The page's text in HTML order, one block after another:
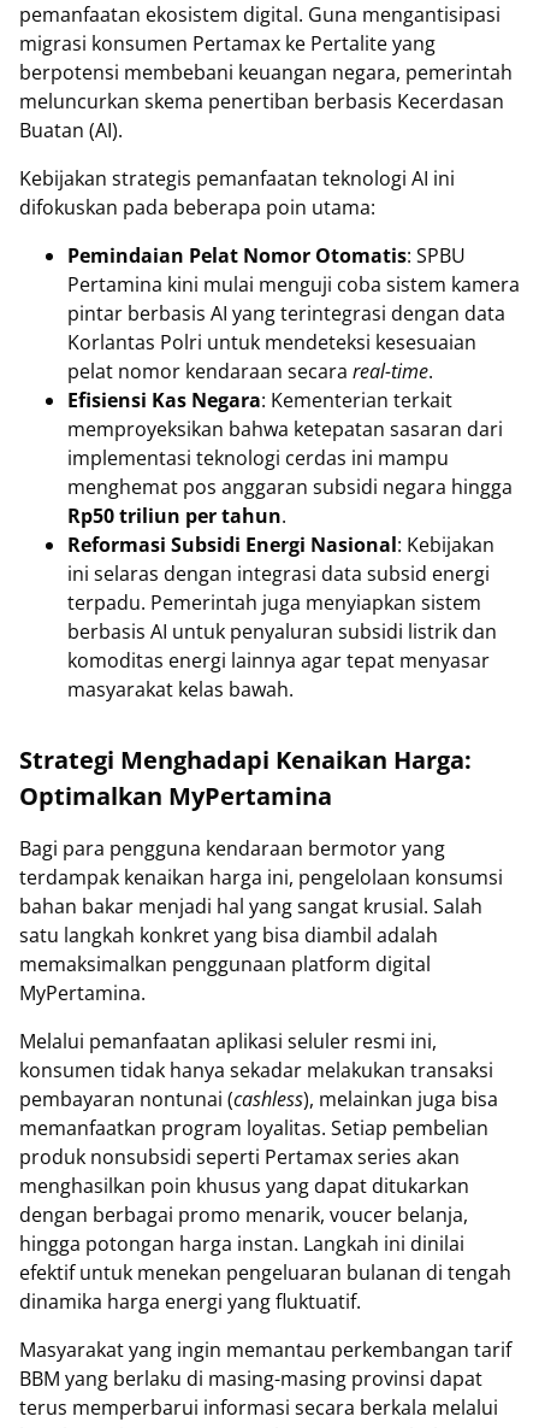
pemanfaatan ekosistem digital. Guna mengantisipasi
migrasi konsumen Pertamax ke Pertalite yang
berpotensi membebani keuangan negara, pemerintah
meluncurkan skema penertiban berbasis Kecerdasan
Buatan (AI).
Kebijakan strategis pemanfaatan teknologi AI ini
difokuskan pada beberapa poin utama:
Pemindaian Pelat Nomor Otomatis: SPBU
Pertamina kini mulai menguji coba sistem kamera
pintar berbasis AI yang terintegrasi dengan data
Korlantas Polri untuk mendeteksi kesesuaian
pelat nomor kendaraan secara real-time.
Efisiensi Kas Negara: Kementerian terkait
memproyeksikan bahwa ketepatan sasaran dari
implementasi teknologi cerdas ini mampu
menghemat pos anggaran subsidi negara hingga
Rp50 triliun per tahun.
Reformasi Subsidi Energi Nasional: Kebijakan
ini selaras dengan integrasi data subsid energi
terpadu. Pemerintah juga menyiapkan sistem
berbasis AI untuk penyaluran subsidi listrik dan
komoditas energi lainnya agar tepat menyasar
masyarakat kelas bawah.
Strategi Menghadapi Kenaikan Harga:
Optimalkan MyPertamina
Bagi para pengguna kendaraan bermotor yang
terdampak kenaikan harga ini, pengelolaan konsumsi
bahan bakar menjadi hal yang sangat krusial. Salah
satu langkah konkret yang bisa diambil adalah
memaksimalkan penggunaan platform digital
MyPertamina.
Melalui pemanfaatan aplikasi seluler resmi ini,
konsumen tidak hanya sekadar melakukan transaksi
pembayaran nontunai (cashless), melainkan juga bisa
memanfaatkan program loyalitas. Setiap pembelian
produk nonsubsidi seperti Pertamax series akan
menghasilkan poin khusus yang dapat ditukarkan
dengan berbagai promo menarik, voucer belanja,
hingga potongan harga instan. Langkah ini dinilai
efektif untuk menekan pengeluaran bulanan di tengah
dinamika harga energi yang fluktuatif.
Masyarakat yang ingin memantau perkembangan tarif
BBM yang berlaku di masing-masing provinsi dapat
terus memperbarui informasi secara berkala melalui